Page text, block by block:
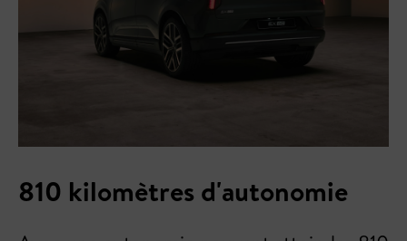
810 kilomètres d'autonomie